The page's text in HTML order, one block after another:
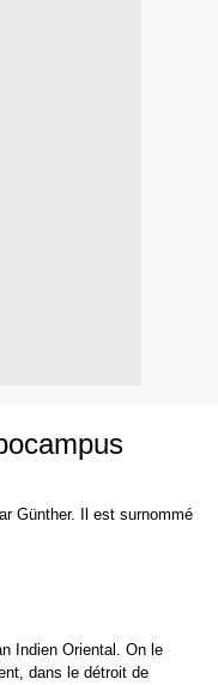
Günther. Il est surnommé
Indien Oriental. On le
dans le détroit de